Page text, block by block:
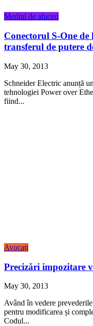
Mediul de afaceri
Conectorul S-One
transferul de putere
May 30, 2013
Schneider Electric anunță
tehnologiei Power over
fiind...
Avocați
Precizări impozitare
May 30, 2013
Având în vedere
pentru modificarea și
Codul...